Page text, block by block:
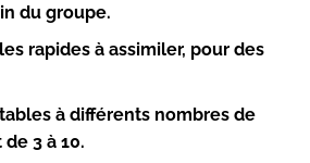
du groupe.
rapides à assimiler, pour des
à différents nombres de
3 à 10.